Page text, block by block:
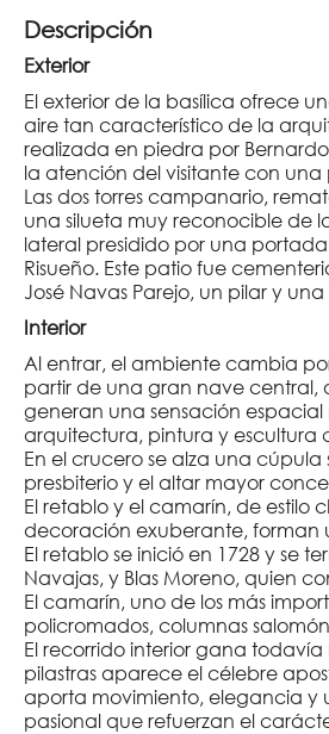
Descripción
Exterior
El exterior de la basílica ofrece
aire tan característico de la
realizada en piedra por
la atención del visitante con
Las dos torres campanario,
una silueta muy reconocible de
lateral presidido por una
Risueño. Este patio fue
José Navas Parejo, un pilar y
Interior
Al entrar, el ambiente cambia
partir de una gran nave central,
generan una sensación
arquitectura, pintura y escultura
En el crucero se alza una
presbiterio y el altar mayor
El retablo y el camarín, de estilo
decoración exuberante, forman
El retablo se inició en 1728 y se
Navajas, y Blas Moreno, quien
El camarín, uno de los más
policromados, columnas
El recorrido interior gana todavía
pilastras aparece el célebre
aporta movimiento, elegancia y
pasional que refuerzan el